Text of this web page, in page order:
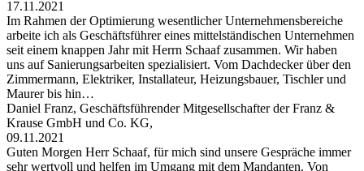
17.11.2021
Im Rahmen der Optimierung wesentlicher Unternehmensbereiche
arbeite ich als Geschäftsführer eines mittelständischen Unternehmen
seit einem knappen Jahr mit Herrn Schaaf zusammen. Wir haben
uns auf Sanierungsarbeiten spezialisiert. Vom Dachdecker über den
Zimmermann, Elektriker, Installateur, Heizungsbauer, Tischler und
Maurer bis hin…
Daniel Franz, Geschäftsführender Mitgesellschafter der Franz &
Krause GmbH und Co. KG,
09.11.2021
Guten Morgen Herr Schaaf, für mich sind unsere Gespräche immer
sehr wertvoll und helfen im Umgang mit dem Mandanten. Von